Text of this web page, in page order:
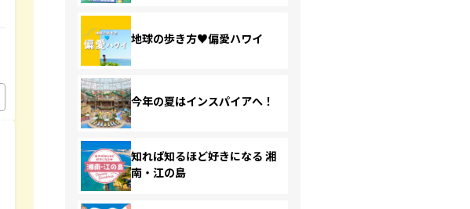
地球の歩き方♥偏愛ハワイ
今年の夏はインスパイアへ！
知れば知るほど好きになる 湘
南・江の島